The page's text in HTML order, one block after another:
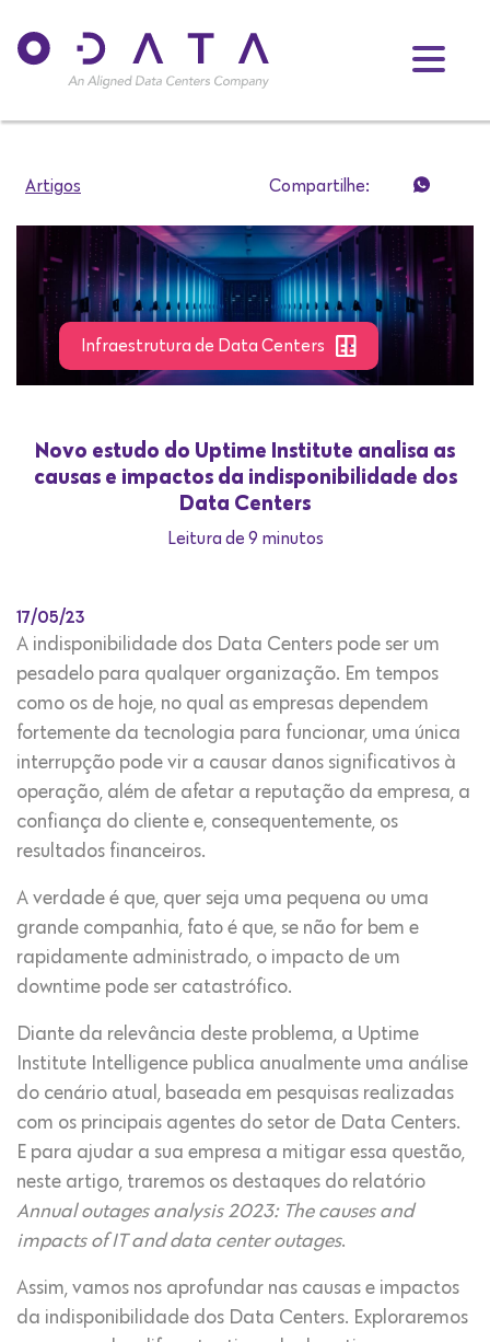
Artigos Compartilhe:
Infraestrutura de Data Centers
Novo estudo do Uptime Institute analisa as
causas e impactos da indisponibilidade dos
Data Centers
Leitura de 9 minutos
17/05/23
A indisponibilidade dos Data Centers pode ser um
pesadelo para qualquer organização. Em tempos
como os de hoje, no qual as empresas dependem
fortemente da tecnologia para funcionar, uma única
interrupção pode vir a causar danos significativos à
operação, além de afetar a reputação da empresa, a
confiança do cliente e, consequentemente, os
resultados financeiros.
A verdade é que, quer seja uma pequena ou uma
grande companhia, fato é que, se não for bem e
rapidamente administrado, o impacto de um
downtime pode ser catastrófico.
Diante da relevância deste problema, a Uptime
Institute Intelligence publica anualmente uma análise
do cenário atual, baseada em pesquisas realizadas
com os principais agentes do setor de Data Centers.
E para ajudar a sua empresa a mitigar essa questão,
neste artigo, traremos os destaques do relatório
Annual outages analysis 2023: The causes and
impacts of IT and data center outages.
Assim, vamos nos aprofundar nas causas e impactos
da indisponibilidade dos Data Centers. Exploraremos